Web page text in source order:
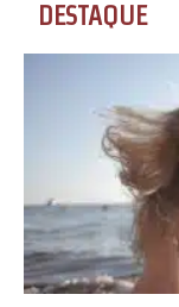
DESTAQUE